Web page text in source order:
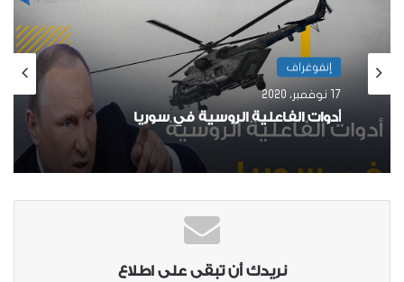
إنفوغراف
17 نوفمبر، 2020
أدوات الفاعلية الروسية في سوريا
نريدك أن تبقى على اطلاع